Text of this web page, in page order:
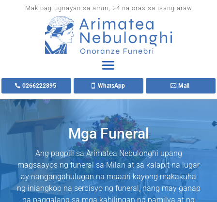
Makipag-ugnayan sa amin, 24 na oras sa isang araw
0266222895 WhatsApp Mail
Mga Funeral
Ang pagpili sa Arimatea Nebulonghi upang
magsaayos ng funeral sa Milan at sa kalapit na lugar
ay nangangahulugan na maaari kayong makakuha
ng iniangkop na serbisyo ng funeral, nang may ganap
na paggalang sa mga kahilingan ng pamilya at ng